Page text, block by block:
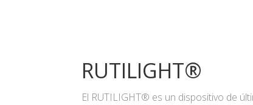
RUTILIGHT®
El RUTILIGHT® es un dispositivo de